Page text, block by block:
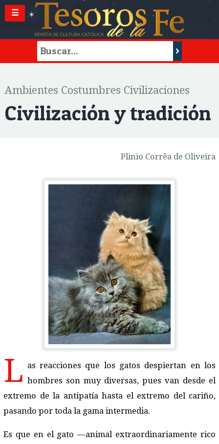
☰
Ambientes Costumbres Civilizaciones
Civilización y tradición
Plinio Corrêa de Oliveira
L as reacciones que los gatos despiertan en los
hombres son muy diversas, pues van desde el
extremo de la antipatía hasta el extremo del cariño,
pasando por toda la gama intermedia.
Es que en el gato —animal extraordinariamente rico